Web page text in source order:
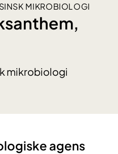
MIKROBIOLOGI
mikrobiologi
agens